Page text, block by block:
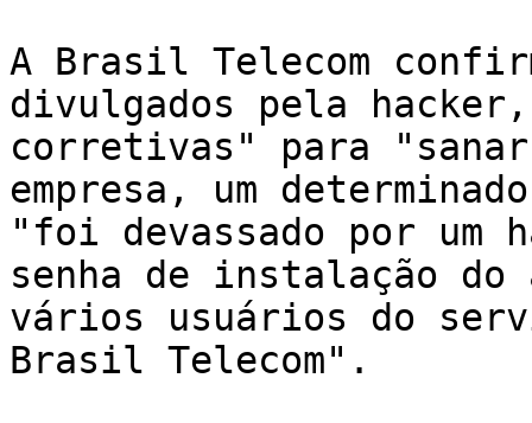
A Brasil Telecom
divulgados pela
corretivas" para "sanar
empresa, um
"foi devassado por um
senha de instalação
vários usuários do
Brasil Telecom".